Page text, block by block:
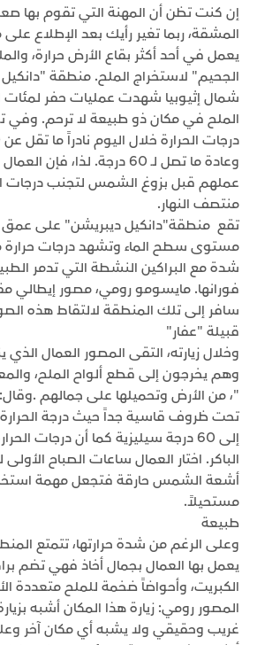
إن كنت تظن أن المهنة التي تقوم بها
المشقة، ربما تغير رأيك بعد الإطلاع
يعمل في أحد أكثر بقاع الأرض حرارة،
الجحيم" لاستخراج الملح. منطقة
شمال إثيوبيا شهدت عمليات حفر لمئات
الملح في مكان ذو طبيعة لا ترحم. وفي
وعادة ما تصل لـ 60 درجة. لذا،
عملهم قبل بزوغ الشمس لتجنب درجات
منتصف النهار.
مستوى سطح الماء وتشهد درجات حرارة
شدة مع البراكين النشطة التي تدمر
فورانها. مايسومو رومي، مصور إيطالي
سافر إلى تلك المنطقة لالتقاط هذه
قبيلة "عفار"
وخلال زيارته، التقى المصور العمال
وهم يخرجون إلى قطع ألواح الملح،
"، من الأرض وتحميلها على جمالهم .وقال:
إلى 60 درجة سيليزية كما أن درجات
الباكر. اختار العمال ساعات الصباح
أشعة الشمس حارقة فتجعل مهمة
مستحيلاً.
طبيعة
وعلى الرغم من شدة حرارتها، تتمتع
يعمل بها العمال بجمال أخاذ فهي تضم
الكبريت، وأحواضاً ضخمة للملح متعددة
المصور رومي: زيارة هذا المكان أشبه
غريب وحقيقي ولا يشبه أي مكان آخر